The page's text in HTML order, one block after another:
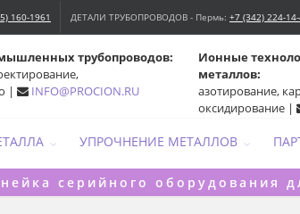
160-1961 ДЕТАЛИ ТРУБОПРОВОДОВ - Пермь: +7 (342) 224-
Ионные
металлов:
азотирование,
оксидирование |
трубопроводов:
|
INFO@PROCION.RU
УПРОЧНЕНИЕ МЕТАЛЛОВ
серийного оборудования